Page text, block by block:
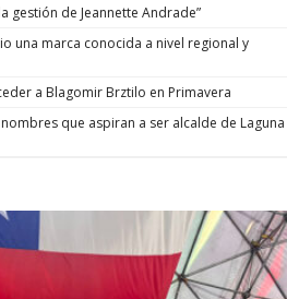
gestión de Jeannette Andrade”
una marca conocida a nivel regional y
a Blagomir Brztilo en Primavera
que aspiran a ser alcalde de Laguna